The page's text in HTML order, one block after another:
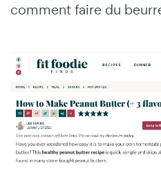
comment faire du